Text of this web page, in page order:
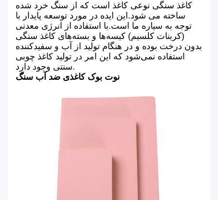
کاغذ سنگی نوعی کاغذ است که از سنگ خرد شده
ساخته می شود.این ایده در مورد توسعه پایدار با
توجه به سیاره ما است.با استفاده از انرژی معدنی
(کربنات کلسیم) کیسه‌ها و بسته‌های کاغذ سنگی
بدون درخت بوده و در هنگام تولید از آب و سفیدکننده
استفاده نمی‌شود که این امر در تولید کاغذ چوبی
سنتی وجود دارد.
نوت بوک کاغذی ضد آب سنگ